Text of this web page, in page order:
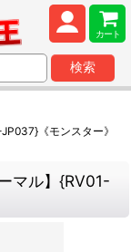
カート
検索
《モンスター》
マル】{RV01-